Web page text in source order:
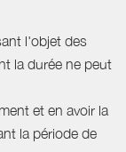
l'objet des
la durée ne peut
et en avoir la
la période de